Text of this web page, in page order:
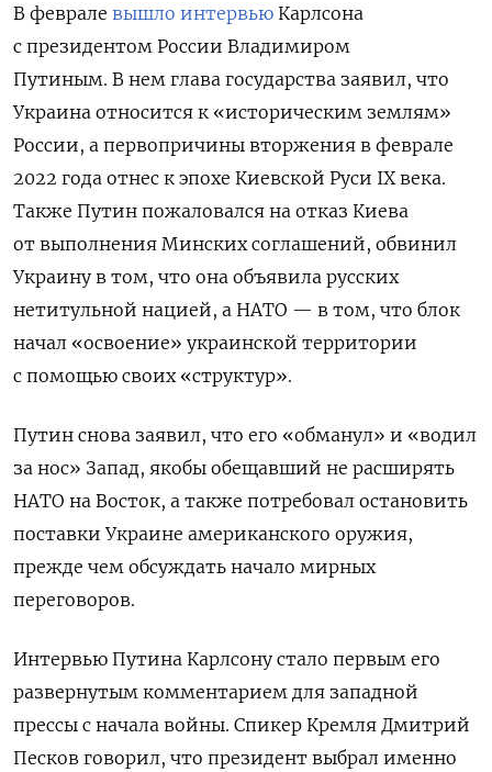
В феврале вышло интервью Карлсона
с президентом России Владимиром
Путиным. В нем глава государства заявил, что
Украина относится к «историческим землям»
России, а первопричины вторжения в феврале
2022 года отнес к эпохе Киевской Руси IX века.
Также Путин пожаловался на отказ Киева
от выполнения Минских соглашений, обвинил
Украину в том, что она объявила русских
нетитульной нацией, а НАТО — в том, что блок
начал «освоение» украинской территории
с помощью своих «структур».
Путин снова заявил, что его «обманул» и «водил
за нос» Запад, якобы обещавший не расширять
НАТО на Восток, а также потребовал остановить
поставки Украине американского оружия,
прежде чем обсуждать начало мирных
переговоров.
Интервью Путина Карлсону стало первым его
развернутым комментарием для западной
прессы с начала войны. Спикер Кремля Дмитрий
Песков говорил, что президент выбрал именно